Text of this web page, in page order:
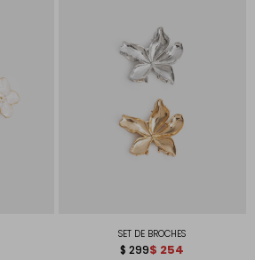
SET DE BROCHES
$ 299$ 254